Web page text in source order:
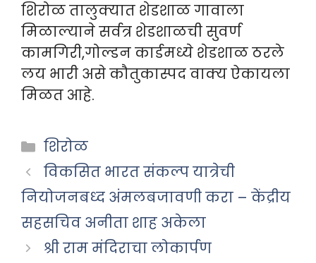
शिरोळ तालुक्यात शेडशाळ गावाला
मिळाल्याने सर्वत्र शेडशाळची सुवर्ण
कामगिरी,गोल्डन कार्डमध्ये शेडशाळ ठरले
लय भारी असे कौतुकास्पद वाक्य ऐकायला
मिळत आहे.
Categories
शिरोळ
विकसित भारत संकल्प यात्रेची
नियोजनबध्द अंमलबजावणी करा – केंद्रीय
सहसचिव अनीता शाह अकेला
श्री राम मंदिराचा लोकार्पण